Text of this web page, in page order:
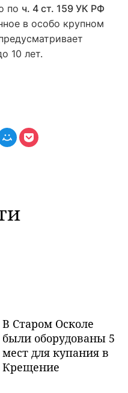
по ч. 4 ст. 159 УК РФ
в особо крупном
10 лет.
В Старом Осколе
были оборудованы 5
мест для купания в
Крещение